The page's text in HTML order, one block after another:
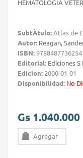
HEMATOLOGÍA
SubtÃ­tulo:Atlas de
Autor: Reagan,
ISBN:9788487736254
Editorial: Ediciones S
Edicion: 2000-01-01
Disponibilidad: No
Gs 1.040.000
Agregar